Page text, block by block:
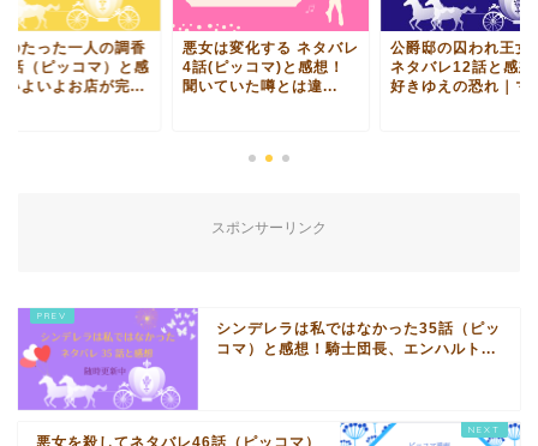
のたった一人の調香
話（ピッコマ）と感
いよいよお店が完...
悪女は変化する ネタバレ
4話(ピッコマ)と感想！
聞いていた噂とは違...
公爵邸の囚われ王女
ネタバレ12話と感想
好きゆえの恐れ｜マ
スポンサーリンク
シンデレラは私ではなかった35話（ピッ
コマ）と感想！騎士団長、エンハルト...
悪女を殺してネタバレ46話（ピッコマ）